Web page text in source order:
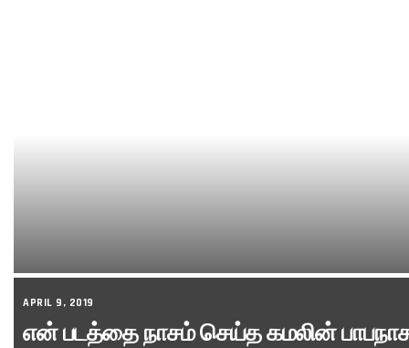
APRIL 9, 2019
என் படத்தை நாசம் செய்த கமலின்